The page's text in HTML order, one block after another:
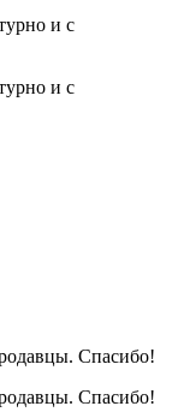
и с
и с
Спасибо!
Спасибо!